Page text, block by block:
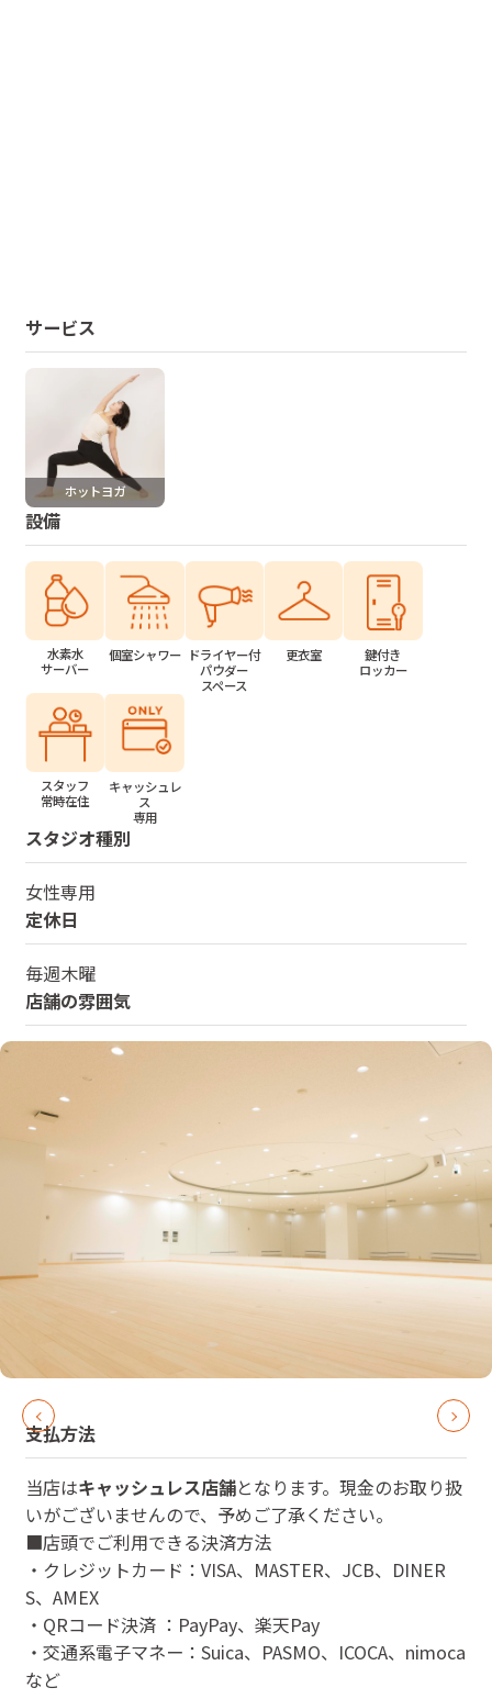
サービス
ホットヨガ
設備
水素水
サーバー
個室シャワー ドライヤー付
パウダー
スペース
更衣室
鍵付き
ロッカー
スタッフ
常時在住
キャッシュレ
ス
専用
スタジオ種別
女性専用
定休日
毎週木曜
店舗の雰囲気
支払方法
当店はキャッシュレス店舗となります。現金のお取り扱
いがございませんので、予めご了承ください。
■店頭でご利用できる決済方法
・クレジットカード：VISA、MASTER、JCB、DINER
S、AMEX
・QRコード決済 ：PayPay、楽天Pay
・交通系電子マネー：Suica、PASMO、ICOCA、nimoca
など